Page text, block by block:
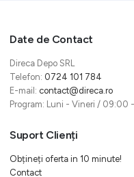
Date de Contact
Direca Depo SRL
Telefon: 0724 101 784
E-mail: contact@direca.ro
Program: Luni - Vineri /
Suport Clienți
Obțineți oferta in 10 minute!
Contact